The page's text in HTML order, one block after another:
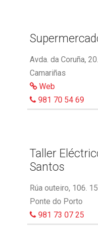
Avda. da Coruña,
Camariñas
Web
981 70 54 69
Taller
Santos
Rúa outeiro, 106.
Ponte do Porto
981 73 07 25